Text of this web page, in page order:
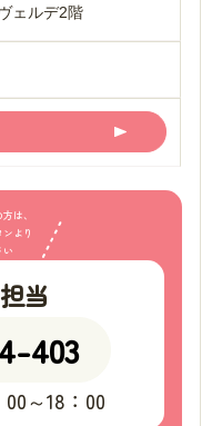
ェルデ2階
は、
より
い
当
403
～18：00